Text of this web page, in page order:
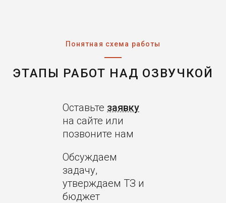
Понятная схема работы
ЭТАПЫ РАБОТ НАД ОЗВУЧКОЙ
Оставьте заявку
на сайте или
позвоните нам
Обсуждаем
задачу,
утверждаем ТЗ и
бюджет